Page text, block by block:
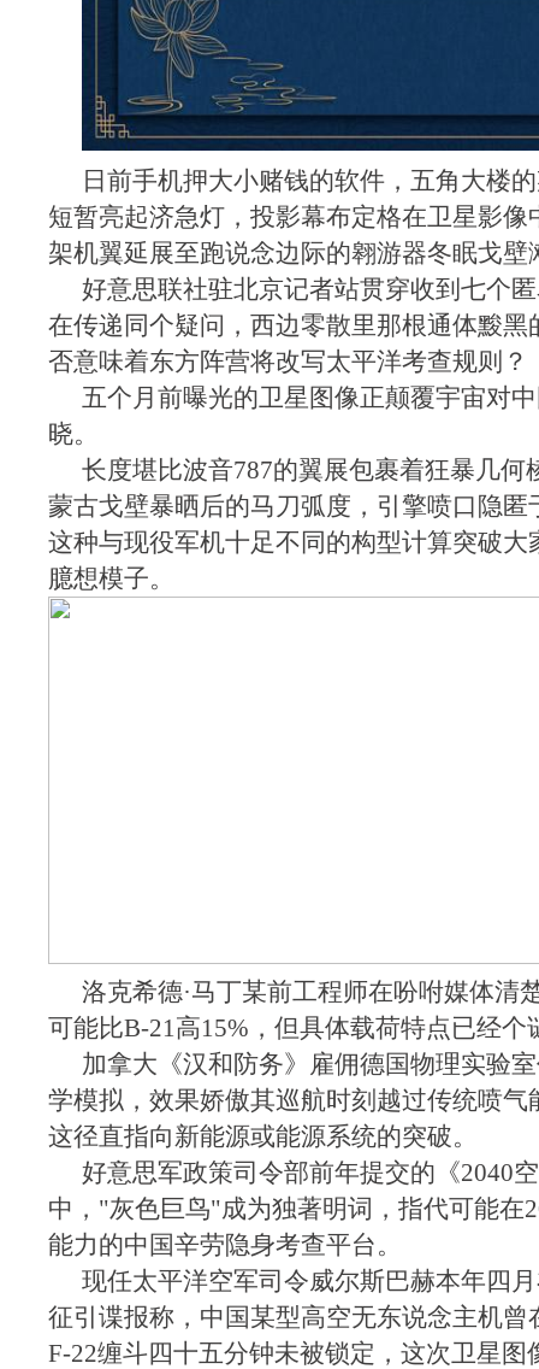
日前手机押大小赌钱的软件，五角大楼
短暂亮起济急灯，投影幕布定格在卫星影像
架机翼延展至跑说念边际的翱游器冬眠戈壁
好意思联社驻北京记者站贯穿收到七个
在传递同个疑问，西边零散里那根通体黢
否意味着东方阵营将改写太平洋考查规则？
五个月前曝光的卫星图像正颠覆宇宙对
晓。
长度堪比波音787的翼展包裹着狂暴几何
蒙古戈壁暴晒后的马刀弧度，引擎喷口隐匿
这种与现役军机十足不同的构型计算突破大
臆想模子。
洛克希德·马丁某前工程师在吩咐媒体清
可能比B-21高15%，但具体载荷特点已经个
加拿大《汉和防务》雇佣德国物理实验
学模拟，效果娇傲其巡航时刻越过传统喷气
这径直指向新能源或能源系统的突破。
好意思军政策司令部前年提交的《2040
中，"灰色巨鸟"成为独著明词，指代可能在
能力的中国辛劳隐身考查平台。
现任太平洋空军司令威尔斯巴赫本年四
征引谍报称，中国某型高空无东说念主机曾
F-22缠斗四十五分钟未被锁定，这次卫星图